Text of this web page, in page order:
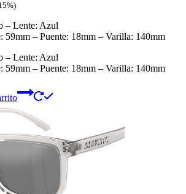
– Lente: Azul
59mm – Puente: 18mm – Varilla: 140mm
– Lente: Azul
59mm – Puente: 18mm – Varilla: 140mm